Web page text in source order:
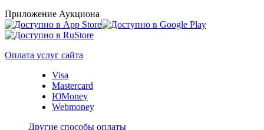
Приложение Аукциона
Оплата услуг сайта
Visa
Mastercard
ЮMoney
Webmoney
Другие способы оплаты